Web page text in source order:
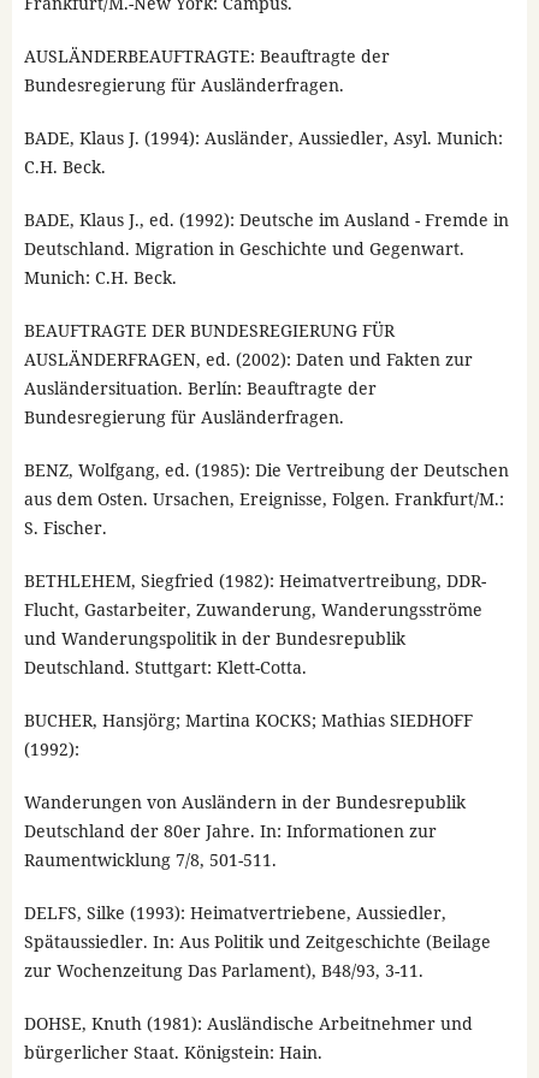
AUSLÄNDERBEAUFTRAGTE: Beauftragte der
Bundesregierung für Ausländerfragen.
BADE, Klaus J. (1994): Ausländer, Aussiedler, Asyl. Munich:
C.H. Beck.
BADE, Klaus J., ed. (1992): Deutsche im Ausland - Fremde in
Deutschland. Migration in Geschichte und Gegenwart.
Munich: C.H. Beck.
BEAUFTRAGTE DER BUNDESREGIERUNG FÜR
AUSLÄNDERFRAGEN, ed. (2002): Daten und Fakten zur
Ausländersituation. Berlín: Beauftragte der
Bundesregierung für Ausländerfragen.
BENZ, Wolfgang, ed. (1985): Die Vertreibung der Deutschen
aus dem Osten. Ursachen, Ereignisse, Folgen. Frankfurt/M.:
S. Fischer.
BETHLEHEM, Siegfried (1982): Heimatvertreibung, DDR-
Flucht, Gastarbeiter, Zuwanderung, Wanderungsströme
und Wanderungspolitik in der Bundesrepublik
Deutschland. Stuttgart: Klett-Cotta.
BUCHER, Hansjörg; Martina KOCKS; Mathias SIEDHOFF
(1992):
Wanderungen von Ausländern in der Bundesrepublik
Deutschland der 80er Jahre. In: Informationen zur
Raumentwicklung 7/8, 501-511.
DELFS, Silke (1993): Heimatvertriebene, Aussiedler,
Spätaussiedler. In: Aus Politik und Zeitgeschichte (Beilage
zur Wochenzeitung Das Parlament), B48/93, 3-11.
DOHSE, Knuth (1981): Ausländische Arbeitnehmer und
bürgerlicher Staat. Königstein: Hain.